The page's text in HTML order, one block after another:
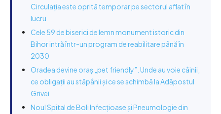
Circulația este oprită temporar pe sectorul aflat în
lucru
Cele 59 de biserici de lemn monument istoric din
Bihor intră într-un program de reabilitare până în
2030
Oradea devine oraș „pet friendly”. Unde au voie câinii,
ce obligații au stăpânii și ce se schimbă la Adăpostul
Grivei
Noul Spital de Boli Infecțioase și Pneumologie din